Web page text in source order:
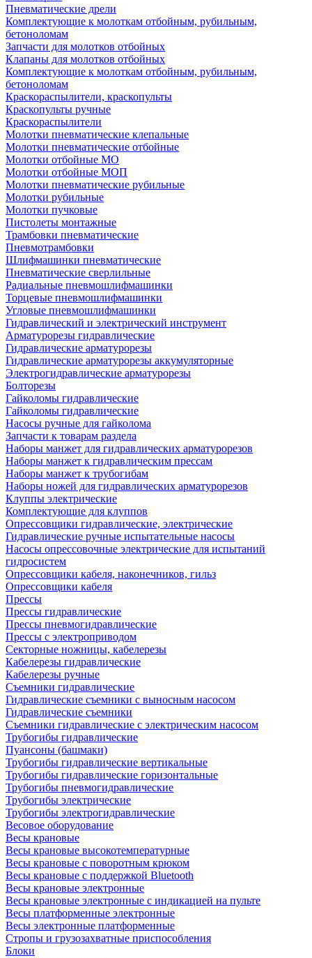
Пневматические дрели
Комплектующие к молоткам отбойным, рубильным,
бетоноломам
Запчасти для молотков отбойных
Клапаны для молотков отбойных
Комплектующие к молоткам отбойным, рубильным,
бетоноломам
Краскораспылители, краскопульты
Краскопульты ручные
Краскораспылители
Молотки пневматические клепальные
Молотки пневматические отбойные
Молотки отбойные МО
Молотки отбойные МОП
Молотки пневматические рубильные
Молотки рубильные
Молотки пучковые
Пистолеты монтажные
Трамбовки пневматические
Пневмотрамбовки
Шлифмашинки пневматические
Пневматические сверлильные
Радиальные пневмошлифмашинки
Торцевые пневмошлифмашинки
Угловые пневмошлифмашинки
Гидравлический и электрический инструмент
Арматурорезы гидравлические
Гидравлические арматурорезы
Гидравлические арматурорезы аккумуляторные
Электрогидравлические арматурорезы
Болторезы
Гайколомы гидравлические
Гайколомы гидравлические
Насосы ручные для гайколома
Запчасти к товарам раздела
Наборы манжет для гидравлических арматурорезов
Наборы манжет к гидравлическим прессам
Наборы манжет к трубогибам
Наборы ножей для гидравлических арматурорезов
Клуппы электрические
Комплектующие для клуппов
Опрессовщики гидравлические, электрические
Гидравлические ручные испытательные насосы
Насосы опрессовочные электрические для испытаний
гидросистем
Опрессовщики кабеля, наконечников, гильз
Опрессовщики кабеля
Прессы
Прессы гидравлические
Прессы пневмогидравлические
Прессы с электроприводом
Секторные ножницы, кабелерезы
Кабелерезы гидравлические
Кабелерезы ручные
Съемники гидравлические
Гидравлические cъемники с выносным насосом
Гидравлические съемники
Съемники гидравлические с электрическим насосом
Трубогибы гидравлические
Пуансоны (башмаки)
Трубогибы гидравлические вертикальные
Трубогибы гидравлические горизонтальные
Трубогибы пневмогидравлические
Трубогибы электрические
Трубогибы электрогидравлические
Весовое оборудование
Весы крановые
Весы крановые высокотемпературные
Весы крановые с поворотным крюком
Весы крановые с поддержкой Bluetooth
Весы крановые электронные
Весы крановые электронные с индикацией на пульте
Весы платформенные электронные
Весы электронные платформенные
Стропы и грузозахватные приспособления
Блоки